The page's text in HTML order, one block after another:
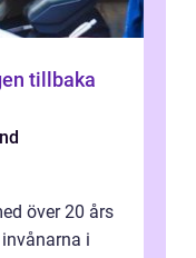
tillbaka
över 20 års
i